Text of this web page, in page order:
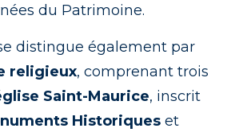
du Patrimoine.
distingue également par
religieux, comprenant trois
Saint-Maurice, inscrit
Historiqueset